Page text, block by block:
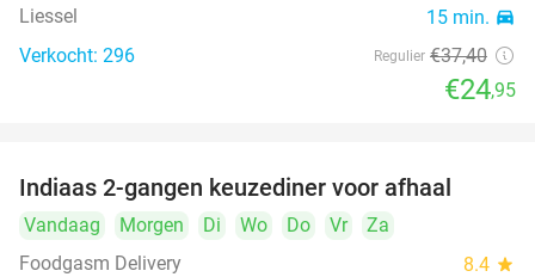
Liessel 15 min. directions_car
Verkocht: 296 Regulier €37,40
€24,95
Indiaas 2-gangen keuzediner voor afhaal
Vandaag Morgen Di Wo Do Vr
Za
Foodgasm Delivery
8.4 star